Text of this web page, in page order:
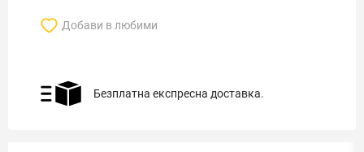
Добави в любими
Безплатна експресна доставка.